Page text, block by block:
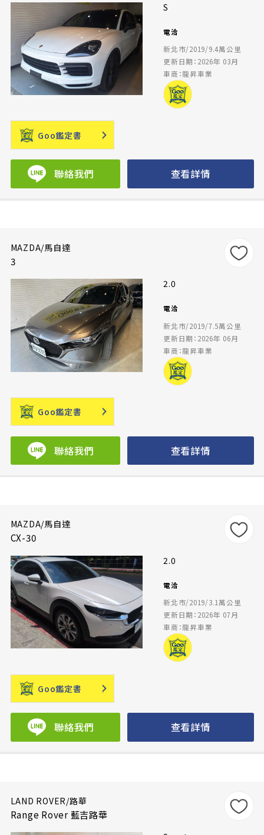
S
電洽
新北市/2019/9.4萬公里
更新日期：2026年 03月
車商：龍昇車業
Goo鑑定書
聯絡我們 查看詳情
MAZDA/馬自達
3
2.0
電洽
新北市/2019/7.5萬公里
更新日期：2026年 06月
車商：龍昇車業
Goo鑑定書
聯絡我們 查看詳情
MAZDA/馬自達
CX-30
2.0
電洽
新北市/2019/3.1萬公里
更新日期：2026年 07月
車商：龍昇車業
Goo鑑定書
聯絡我們 查看詳情
LAND ROVER/路華
Range Rover 藍吉路華